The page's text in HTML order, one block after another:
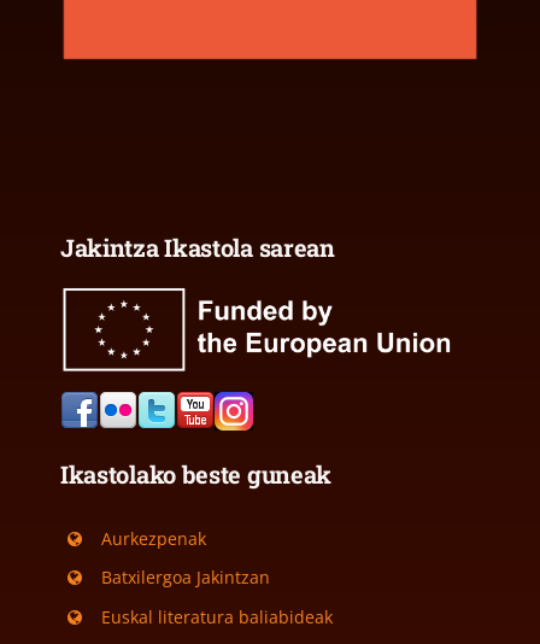
Jakintza Ikastola sarean
Ikastolako beste guneak
Aurkezpenak
Batxilergoa Jakintzan
Euskal literatura baliabideak